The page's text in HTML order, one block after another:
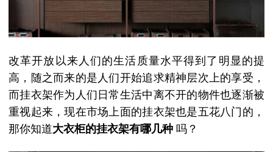
改革开放以来人们的生活质量水平得到了明显的提
高，随之而来的是人们开始追求精神层次上的享受，
而挂衣架作为人们日常生活中离不开的物件也逐渐被
重视起来，现在市场上面的挂衣架也是五花八门的，
那你知道大衣柜的挂衣架有哪几种 吗？